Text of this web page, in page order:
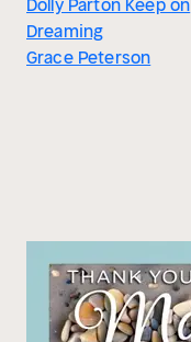
Dolly Parton Keep on
Dreaming
Grace Peterson